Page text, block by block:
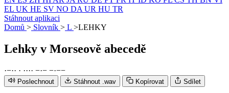
EL UK HE SV NO DA UR HU TR
Stáhnout aplikaci
Domů > Slovník > L >LEHKY
Lehky v Morseově abecedě
·−·· · ···· −·− −·−−
Poslechnout Stáhnout .wav Kopírovat Sdílet